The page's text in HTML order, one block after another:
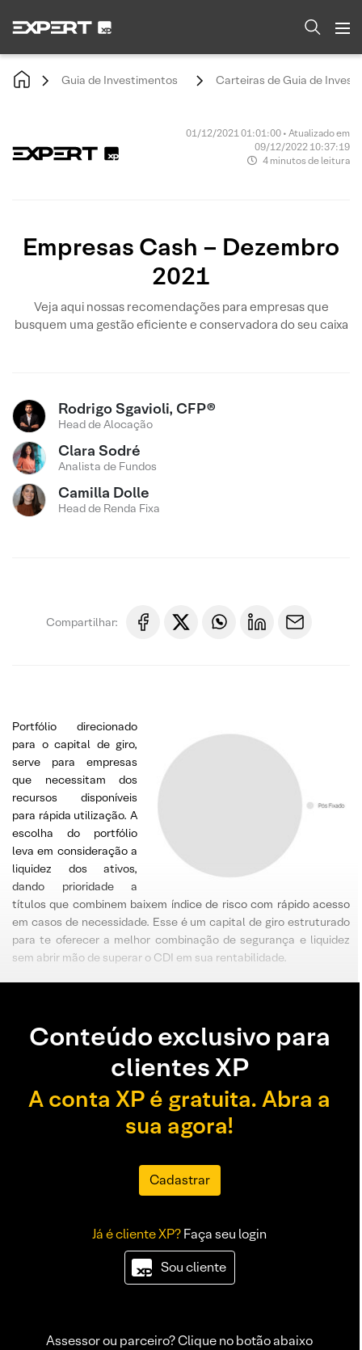
Guia de Investimentos Carteiras de Guia de
01/12/2021 01:01:00 • Atualizado em
09/12/2022 10:37:19
4 minutos de leitura
Empresas Cash – Dezembro
2021
Veja aqui nossas recomendações para empresas que
busquem uma gestão eficiente e conservadora do seu caixa
Rodrigo Sgavioli, CFP®
Head de Alocação
Clara Sodré
Analista de Fundos
Camilla Dolle
Head de Renda Fixa
Compartilhar:
Portfólio direcionado
para o capital de giro,
serve para empresas
que necessitam dos
recursos disponíveis
para rápida utilização. A
escolha do portfólio
leva em consideração a
liquidez dos ativos,
dando prioridade a
títulos que combinem baixem índice de risco com rápido acesso
em casos de necessidade. Esse é um capital de giro estruturado
para te oferecer a melhor combinação de segurança e liquidez
sem abrir mão de superar o CDI em sua rentabilidade.
Conteúdo exclusivo para
clientes XP
A conta XP é gratuita. Abra a
sua agora!
Cadastrar
Já é cliente XP?Faça seu login
Sou cliente
Assessor ou parceiro? Clique no botão abaixo